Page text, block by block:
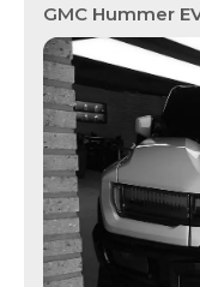
GMC Hummer